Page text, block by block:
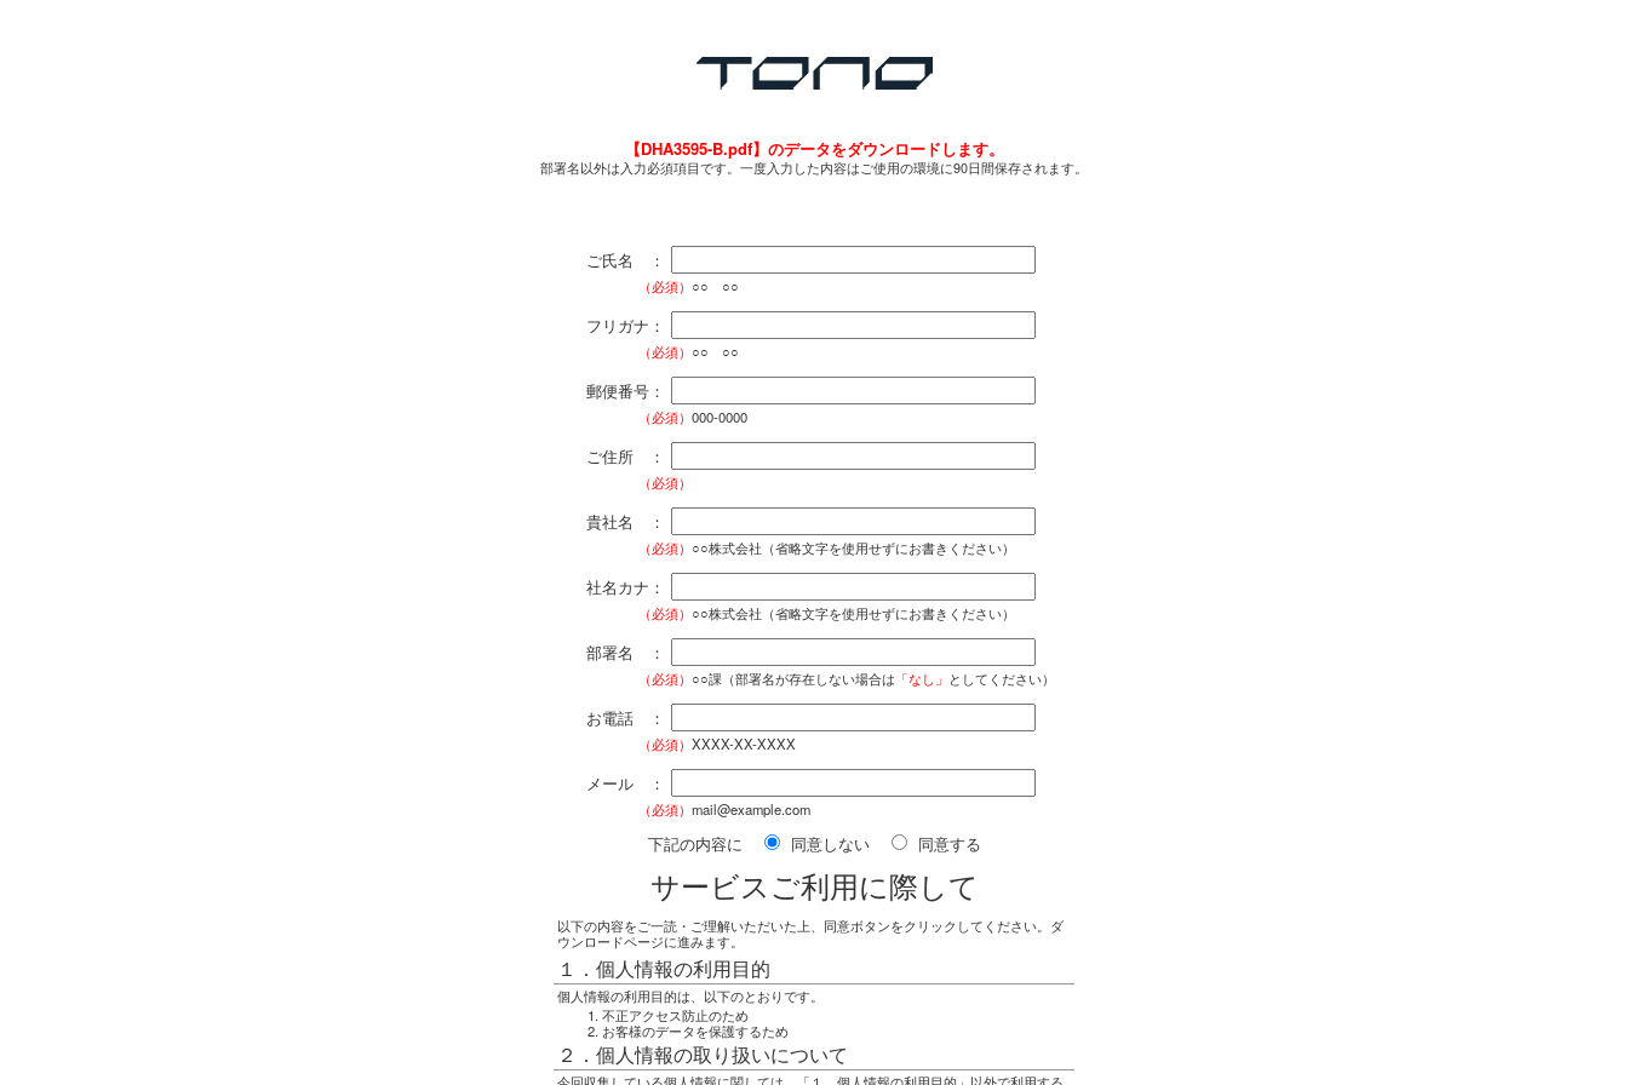
【DHA3595-B.pdf】のデータをダウンロードします。
部署名以外は入力必須項目です。一度入力した内容はご使用の環境に90日間保存されます。
ご氏名 ：
（必須） ○○ ○○
フリガナ：
（必須） ○○ ○○
郵便番号：
（必須） 000-0000
ご住所 ：
（必須）
貴社名 ：
（必須） ○○株式会社（省略文字を使用せずにお書きください）
社名カナ：
（必須） ○○株式会社（省略文字を使用せずにお書きください）
部署名 ：
（必須） ○○課（部署名が存在しない場合は 「なし」 としてください）
お電話 ：
（必須） XXXX-XX-XXXX
メール ：
（必須） mail@example.com
下記の内容に 同意しない 同意する
サービスご利用に際して
以下の内容をご一読・ご理解いただいた上、同意ボタンをクリックしてください。ダ
ウンロードページに進みます。
１．個人情報の利用目的
個人情報の利用目的は、以下のとおりです。
不正アクセス防止のため
お客様のデータを保護するため
２．個人情報の取り扱いについて